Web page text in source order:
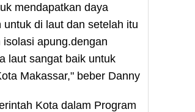
mendapatkan daya
di laut dan setelah itu
apung.dengan
laut sangat baik untuk
Makassar," beber Danny
Kota dalam Program